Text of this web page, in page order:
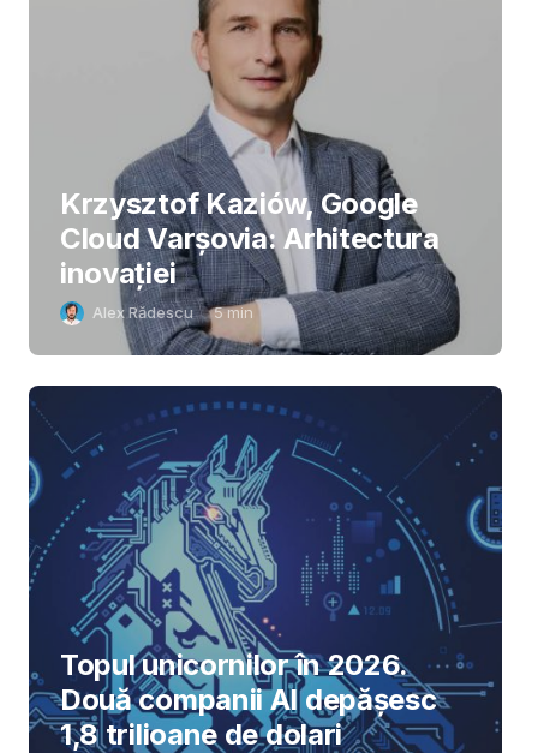
Krzysztof Kaziów, Google
Cloud Varșovia: Arhitectura
inovaţiei
Alex Rădescu 5min
Topul unicornilor în 2026.
Două companii AI depășesc
1,8 trilioane de dolari